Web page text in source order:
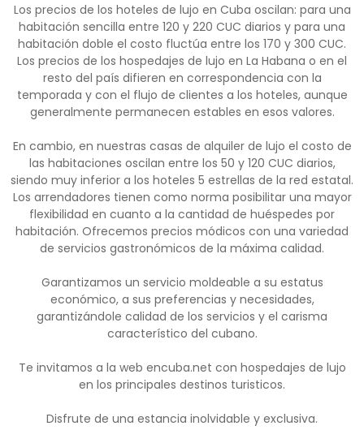
Los precios de los hoteles de lujo en Cuba oscilan: para una
habitación sencilla entre 120 y 220 CUC diarios y para una
habitación doble el costo fluctúa entre los 170 y 300 CUC.
Los precios de los hospedajes de lujo en La Habana o en el
resto del país difieren en correspondencia con la
temporada y con el flujo de clientes a los hoteles, aunque
generalmente permanecen estables en esos valores.
En cambio, en nuestras casas de alquiler de lujo el costo de
las habitaciones oscilan entre los 50 y 120 CUC diarios,
siendo muy inferior a los hoteles 5 estrellas de la red estatal.
Los arrendadores tienen como norma posibilitar una mayor
flexibilidad en cuanto a la cantidad de huéspedes por
habitación. Ofrecemos precios módicos con una variedad
de servicios gastronómicos de la máxima calidad.
Garantizamos un servicio moldeable a su estatus
económico, a sus preferencias y necesidades,
garantizándole calidad de los servicios y el carisma
característico del cubano.
Te invitamos a la web encuba.net con hospedajes de lujo
en los principales destinos turisticos.
Disfrute de una estancia inolvidable y exclusiva.